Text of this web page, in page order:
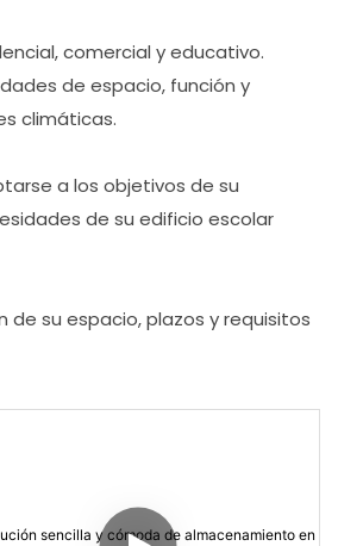
comercial y educativo.
de espacio, función y
climáticas.
a los objetivos de su
de su edificio escolar
su espacio, plazos y requisitos